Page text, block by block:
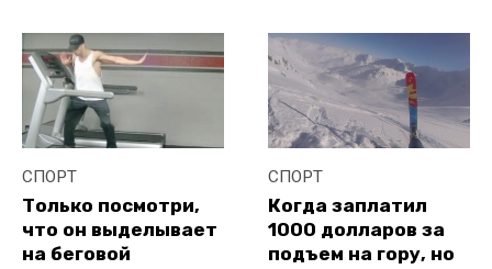
СПОРТ
Только посмотри,
что он выделывает
на беговой
СПОРТ
Когда заплатил
1000 долларов за
подъем на гору, но